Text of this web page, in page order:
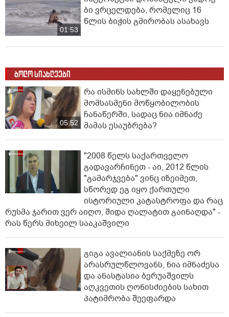
01:53
ბი ვრცელდება, რომელიც 16
წლის ბიჭის გმირობას ასახავს
ბოლო სიახლეები
05:52
რა ისმინს სახლში დაყენებული
მომსასმენი მოწყობილობის
ჩანაწერში, სადაც ნია იმნაძე
მამას ესაუბრება?
"2008 წელს საქართველო
გადავარჩინეთ - აი, 2012 წლის
"გამარჯვება" ვინც იზეიმეთ,
სწორედ ეგ იყო ქართული
ისტორიული კატასტროფა და რაც
რუსმა ჯარით ვერ აიღო, შიდა ღალატით გაინაღდა" -
რას წერს მიხეილ სააკაშვილი
გიგა ავალიანის საქმეზე ორ
არასრულწლოვანს, ნია იმნაძესა
და ანასტასია ბერუაშვილს
აღკვეთის ღონისძიების სახით
პატიმრობა შეეფარდა